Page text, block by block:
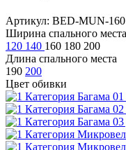
Артикул: BED-MUN-
Ширина спального места
120 140 160 180 200
Длина спального места
190 200
Цвет обивки